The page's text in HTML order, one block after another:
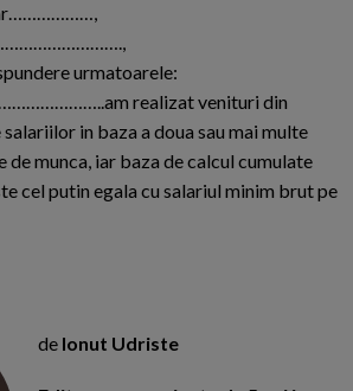
urmatoarele:
realizat venituri din
in baza a doua sau mai multe
munca, iar baza de calcul cumulate
cel putin egala cu salariul minim brut pe
de Ionut Udriste